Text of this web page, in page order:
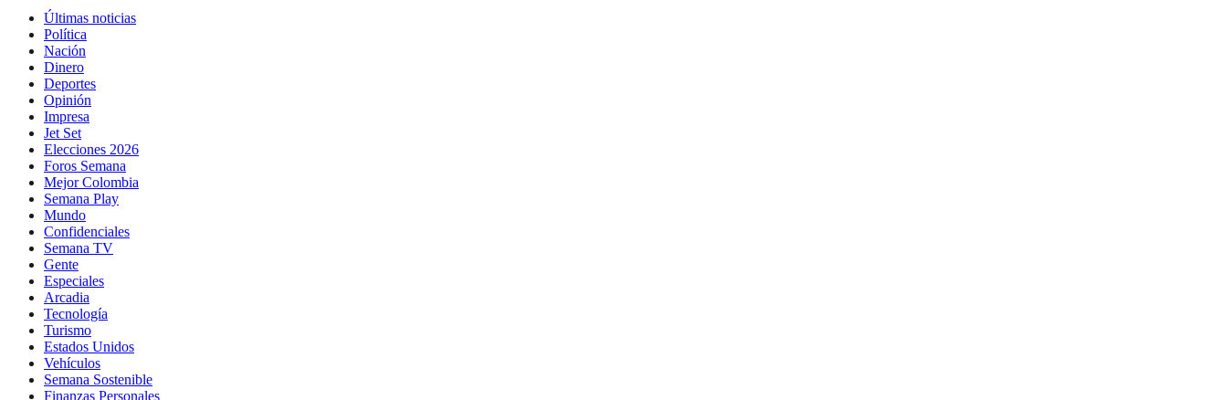
Últimas noticias
Política
Nación
Dinero
Deportes
Opinión
Impresa
Jet Set
Elecciones 2026
Foros Semana
Mejor Colombia
Semana Play
Mundo
Confidenciales
Semana TV
Gente
Especiales
Arcadia
Tecnología
Turismo
Estados Unidos
Vehículos
Semana Sostenible
Finanzas Personales